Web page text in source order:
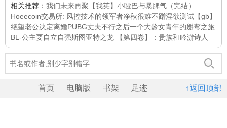
相关推荐： 我们未来再聚 【我英】小哑巴与暴脾气（完结）
Hoeecoin交易所: 风控技术的领军者净秋很难不蹭淫欲测试 【gb】
绝望老公决定离婚PUBG丈夫不行之后一个大龄女青年的掰弯之旅
BL-公主要自立自强斯图亚特之龙 【第四卷】：贵族和吟游诗人
↑返回顶部
首页 电脑版 书架 足迹